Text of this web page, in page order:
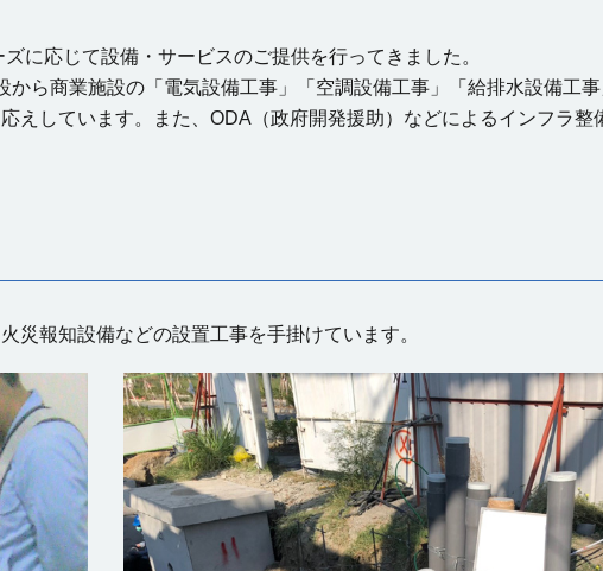
に応じて設備・サービスのご提供を行ってきました。
ら商業施設の「電気設備工事」「空調設備工事」「給排水設備工
しています。また、ODA（政府開発援助）などによるインフラ整
災報知設備などの設置工事を手掛けています。